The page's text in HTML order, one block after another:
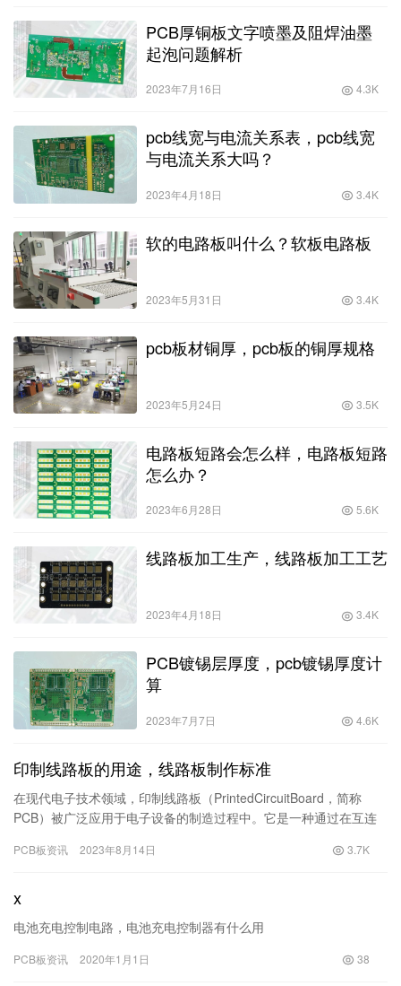
PCB厚铜板文字喷墨及阻焊油墨
起泡问题解析
2023年7月16日 4.3K
pcb线宽与电流关系表，pcb线宽
与电流关系大吗？
2023年4月18日 3.4K
软的电路板叫什么？软板电路板
2023年5月31日 3.4K
pcb板材铜厚，pcb板的铜厚规格
2023年5月24日 3.5K
电路板短路会怎么样，电路板短路
怎么办？
2023年6月28日 5.6K
线路板加工生产，线路板加工工艺
2023年4月18日 3.4K
PCB镀锡层厚度，pcb镀锡厚度计
算
2023年7月7日 4.6K
印制线路板的用途，线路板制作标准
在现代电子技术领域，印制线路板（PrintedCircuitBoard，简称
PCB）被广泛应用于电子设备的制造过程中。它是一种通过在互连
PCB板资讯 2023年8月14日 3.7K
x
电池充电控制电路，电池充电控制器有什么用
PCB板资讯 2020年1月1日 38